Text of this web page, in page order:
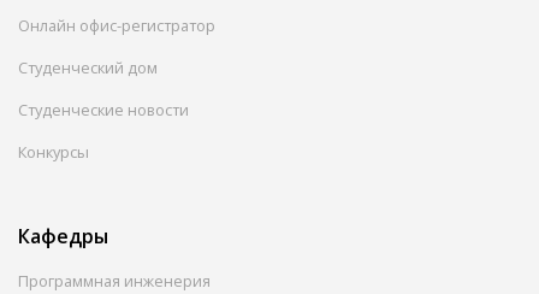
Онлайн офис-регистратор
Студенческий дом
Студенческие новости
Конкурсы
Кафедры
Программная инженерия